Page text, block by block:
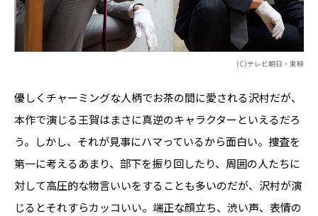
(C)テレビ朝日・東映
優しくチャーミングな人柄でお茶の間に愛される沢村だが、
本作で演じる王賀はまさに真逆のキャラクターといえるだろ
う。しかし、それが見事にハマっているから面白い。捜査を
第一に考えるあまり、部下を振り回したり、周囲の人たちに
対して高圧的な物言いいをすることも多いのだが、沢村が演
じるとそれすらカッコいい。端正な顔立ち、渋い声、表情の